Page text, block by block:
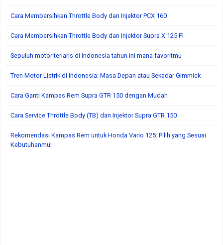
Cara Membersihkan Throttle Body dan Injektor PCX 160
Cara Membersihkan Throttle Body dan Injektor Supra X 125 FI
Sepuluh motor terlaris di Indonesia tahun ini mana favoritmu
Tren Motor Listrik di Indonesia: Masa Depan atau Sekadar Gimmick
Cara Ganti Kampas Rem Supra GTR 150 dengan Mudah
Cara Service Throttle Body (TB) dan Injektor Supra GTR 150
Rekomendasi Kampas Rem untuk Honda Vario 125: Pilih yang Sesuai
Kebutuhanmu!